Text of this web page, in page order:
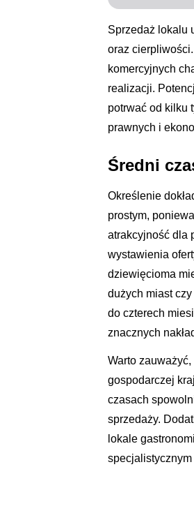
Sprzedaż lokalu
oraz
komercyjnych
realizacji.
potrwać od kilku
prawnych i
Średni
Określenie
prostym,
atrakcyjność dla
wystawienia
dziewięcioma
dużych miast
do czterech
znacznych
Warto
gospodarczej
czasach
sprzedaży.
lokale